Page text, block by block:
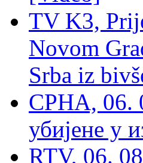
TV K3,
Novom
Srba iz
СРНА, 06.
убијене у
RTV, 06.